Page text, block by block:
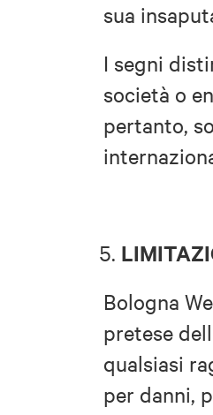
sua
I segni
società o
pertanto,
Bologna
pretese
qualsiasi
per danni,